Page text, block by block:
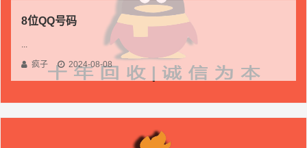
8位QQ号码
...
疯子 2024-08-08